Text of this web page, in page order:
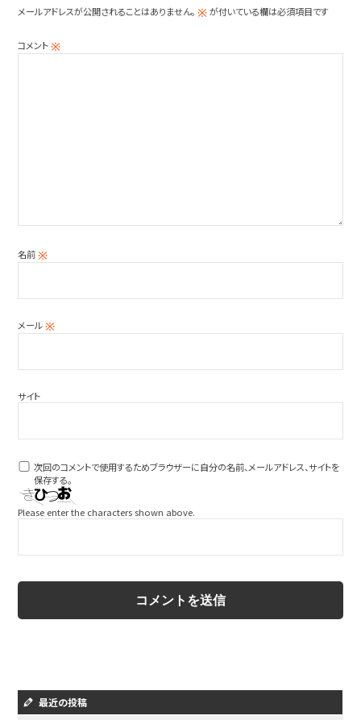
メールアドレスが公開されることはありません。 ※が付いている欄は必須項目です
コメント※
名前※
メール※
サイト
次回のコメントで使用するためブラウザーに自分の名前、メールアドレス、サイトを
保存する。
Please enter the characters shown above.
最近の投稿